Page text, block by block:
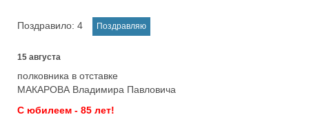
Поздравило: 4
15 августа
полковника в отставке
МАКАРОВА Владимира Павловича
С юбилеем - 85 лет!